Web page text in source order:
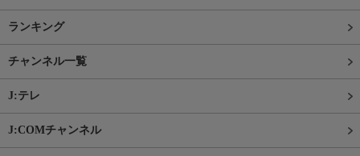
ランキング
チャンネル一覧
J:テレ
J:COMチャンネル